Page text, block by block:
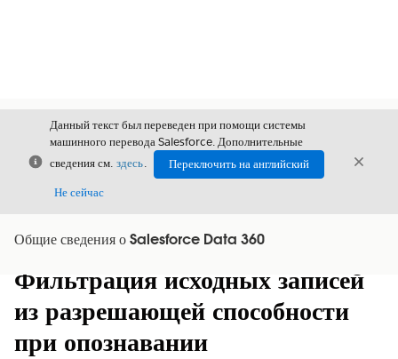
Закрыть
Данный текст был переведен при помощи системы
машинного перевода Salesforce. Дополнительные
сведения см. здесь.
Переключить на английский
Не сейчас
Общие сведения о Salesforce Data 360
Показать содержание
Содержание
Фильтрация исходных записей
из разрешающей способности
при опознавании